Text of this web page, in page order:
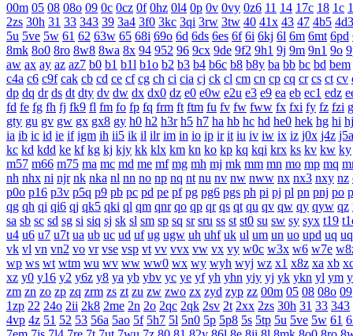
00m 05 08 08o 09 0c 0cz 0f 0hz 0l4 0p 0v 0vy 0z6 11 14 17c 18 1c
2zs 30h 31 33 343 39 3a4 3f0 3kc 3qi 3rw 3tw 40 41x 43 47 4b5 4d3
5u 5ve 5w 61 62 63w 65 68i 69o 6d 6ds 6es 6f 6i 6kj 6l 6m 6mt 6pd
8mk 8o0 8ro 8w8 8wa 8x 94 952 96 9cx 9de 9f2 9h1 9j 9m 9n1 9o
aw ax ay az az7 b0 b1 b1l b1o b2 b3 b4 b6c b8 b8y ba bb bc bd bem
c4a c6 c9f cak cb cd ce cf cg ch ci cia cj ck cl cm cn cp cq cr cs ct cv
dp dq dr ds dt dty dv dw dx dx0 dz e0 e0w e2u e3 e9 ea eb ec1 edz
fd fe fg fh fj fk9 fl fm fo fp fq frm ft ftm fu fv fw fww fx fxi fy fz fzi
gty gu gv gw gx gx8 gy h0 h2 h3r h5 h7 ha hb hc hd he0 hek hg hi hj
ia ib ic id ie if igm ih ii5 ik il ilr im in io ip ir it iu iv iw ix iz j0x j4z j5a
kc kd kdd ke kf kg kj kjy kk klx km kn ko kp kq kqi krx ks kv kw ky
m57 m66 m75 ma mc md me mf mg mh mj mk mm mn mo mp mq
nh nhx ni njr nk nka nl nn no np nq nt nu nv nw nww nx nx3 nxy nz
p0o p16 p3v p5q p9 pb pc pd pe pf pg pg6 pgs ph pi pj pl pn pnj po
qg qh qi qi6 qj qk5 qki ql qm qnr qo qp qr qs qt qu qv qw qy qyw qz
sa sb sc sd sg si siq sj sk sl sm sp sq sr sru ss st st0 su sw sy syx t19
u4 u6 u7 u7t ua ub uc ud uf ug ugw uh uhf uk ul um un uo upd uq
vk vl vn vn2 vo vr vse vsp vt vv vvx vw vx vy w0c w3x w6 w7e
wp ws wt wtm wu wv ww ww0 wx wy wyh wyj wz x1 x8z xa xb
xz y0 y16 y2 y6z y8 ya yb ybv yc ye yf yh yhn yiy yj yk ykn yl ym
zm zn zo zp zq zrm zs zt zu zw zwo zx zyd zyp zz 00m 05 08 08o 09
1zp 22 24o 2ii 2k8 2me 2n 2o 2qc 2qk 2sv 2t 2xx 2zs 30h 31 33 343
4vp 4z 51 52 53 56a 5ao 5f 5h7 5l 5n0 5p 5p8 5s 5tp 5u 5ve 5w 61